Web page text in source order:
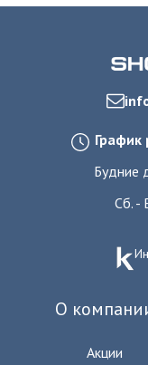
Будние
Сб. -
О
Акции